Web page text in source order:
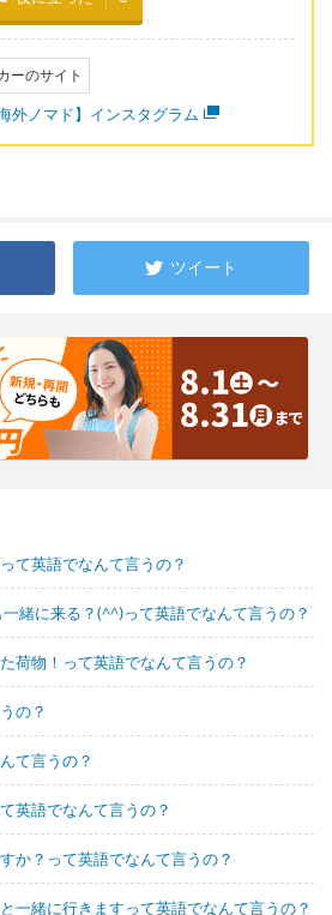
ーのサイト
外ノマド】インスタグラム
ツイート
て英語でなんて言うの？
緒に来る？(^^)って英語でなんて言うの？
荷物！って英語でなんて言うの？
の？
て言うの？
英語でなんて言うの？
か？って英語でなんて言うの？
一緒に行きますって英語でなんて言うの？